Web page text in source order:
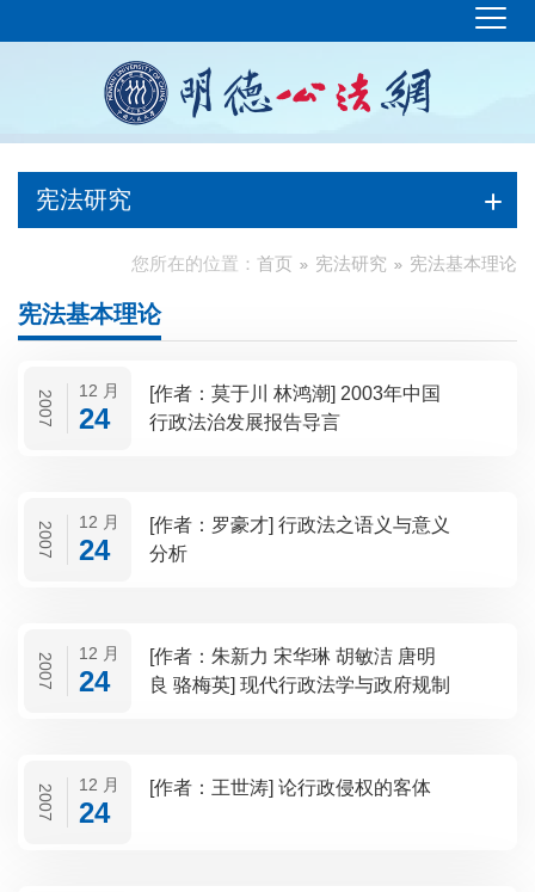
宪法研究
您所在的位置： 首页 宪法研究 宪法基本理论
宪法基本理论
2007 12 月
24
[作者：莫于川 林鸿潮] 2003年中国
行政法治发展报告导言
2007 12 月
24
[作者：罗豪才] 行政法之语义与意义
分析
2007 12 月
24
[作者：朱新力 宋华琳 胡敏洁 唐明
良 骆梅英] 现代行政法学与政府规制
2007 12 月
24
[作者：王世涛] 论行政侵权的客体